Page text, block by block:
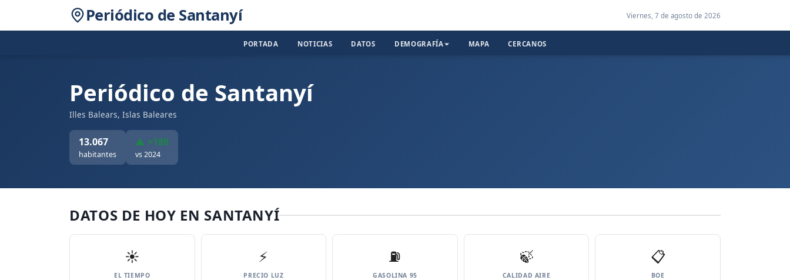
Periódico de Santanyí Viernes, 7 de agosto de 2026
PORTADA NOTICIAS DATOS DEMOGRAFÍA MAPA CERCANOS
Periódico de Santanyí
Illes Balears, Islas Baleares
13.067
habitantes
▲ +180
vs 2024
DATOS DE HOY EN SANTANYÍ
☀️
EL TIEMPO
⚡
PRECIO LUZ
⛽️
GASOLINA 95
🍃
CALIDAD AIRE
📋
BOE